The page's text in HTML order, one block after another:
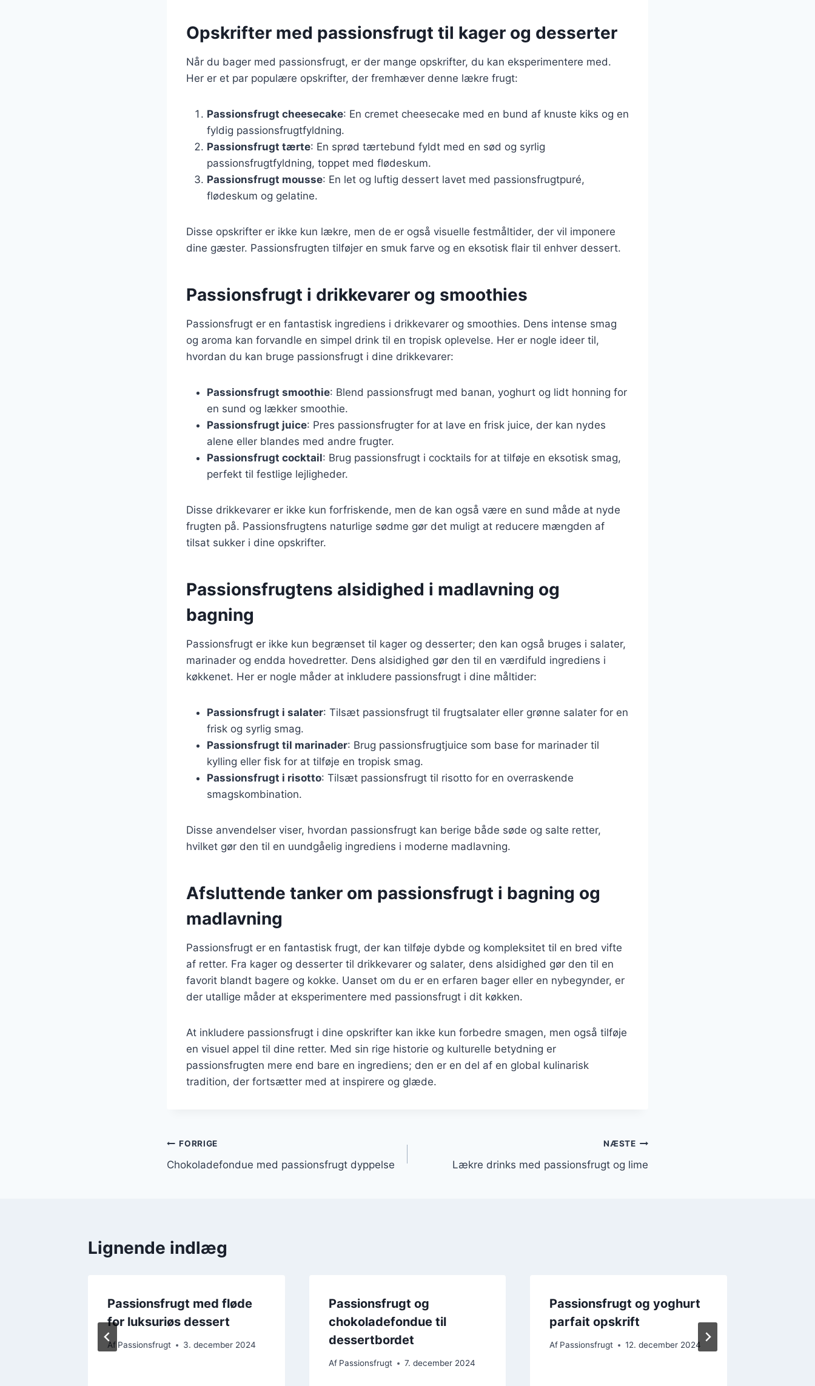
Opskrifter med passionsfrugt til kager og desserter
Når du bager med passionsfrugt, er der mange opskrifter, du kan eksperimentere med.
Her er et par populære opskrifter, der fremhæver denne lækre frugt:
Passionsfrugt cheesecake: En cremet cheesecake med en bund af knuste kiks og en
fyldig passionsfrugtfyldning.
Passionsfrugt tærte: En sprød tærtebund fyldt med en sød og syrlig
passionsfrugtfyldning, toppet med flødeskum.
Passionsfrugt mousse: En let og luftig dessert lavet med passionsfrugtpuré,
flødeskum og gelatine.
Disse opskrifter er ikke kun lækre, men de er også visuelle festmåltider, der vil imponere
dine gæster. Passionsfrugten tilføjer en smuk farve og en eksotisk flair til enhver dessert.
Passionsfrugt i drikkevarer og smoothies
Passionsfrugt er en fantastisk ingrediens i drikkevarer og smoothies. Dens intense smag
og aroma kan forvandle en simpel drink til en tropisk oplevelse. Her er nogle ideer til,
hvordan du kan bruge passionsfrugt i dine drikkevarer:
Passionsfrugt smoothie: Blend passionsfrugt med banan, yoghurt og lidt honning for
en sund og lækker smoothie.
Passionsfrugt juice: Pres passionsfrugter for at lave en frisk juice, der kan nydes
alene eller blandes med andre frugter.
Passionsfrugt cocktail: Brug passionsfrugt i cocktails for at tilføje en eksotisk smag,
perfekt til festlige lejligheder.
Disse drikkevarer er ikke kun forfriskende, men de kan også være en sund måde at nyde
frugten på. Passionsfrugtens naturlige sødme gør det muligt at reducere mængden af
tilsat sukker i dine opskrifter.
Passionsfrugtens alsidighed i madlavning og
bagning
Passionsfrugt er ikke kun begrænset til kager og desserter; den kan også bruges i salater,
marinader og endda hovedretter. Dens alsidighed gør den til en værdifuld ingrediens i
køkkenet. Her er nogle måder at inkludere passionsfrugt i dine måltider:
Passionsfrugt i salater: Tilsæt passionsfrugt til frugtsalater eller grønne salater for en
frisk og syrlig smag.
Passionsfrugt til marinader: Brug passionsfrugtjuice som base for marinader til
kylling eller fisk for at tilføje en tropisk smag.
Passionsfrugt i risotto: Tilsæt passionsfrugt til risotto for en overraskende
smagskombination.
Disse anvendelser viser, hvordan passionsfrugt kan berige både søde og salte retter,
hvilket gør den til en uundgåelig ingrediens i moderne madlavning.
Afsluttende tanker om passionsfrugt i bagning og
madlavning
Passionsfrugt er en fantastisk frugt, der kan tilføje dybde og kompleksitet til en bred vifte
af retter. Fra kager og desserter til drikkevarer og salater, dens alsidighed gør den til en
favorit blandt bagere og kokke. Uanset om du er en erfaren bager eller en nybegynder, er
der utallige måder at eksperimentere med passionsfrugt i dit køkken.
At inkludere passionsfrugt i dine opskrifter kan ikke kun forbedre smagen, men også tilføje
en visuel appel til dine retter. Med sin rige historie og kulturelle betydning er
passionsfrugten mere end bare en ingrediens; den er en del af en global kulinarisk
tradition, der fortsætter med at inspirere og glæde.
Indlægsnavigation
FORRIGE
Chokoladefondue med passionsfrugt dyppelse
NÆSTE
Lækre drinks med passionsfrugt og lime
Lignende indlæg
Passionsfrugt med fløde
for luksuriøs dessert
Af Passionsfrugt 3. december 2024
Passionsfrugt og
chokoladefondue til
dessertbordet
Af Passionsfrugt 7. december 2024
Passionsfrugt og yoghurt
parfait opskrift
Af Passionsfrugt 12. december 2024